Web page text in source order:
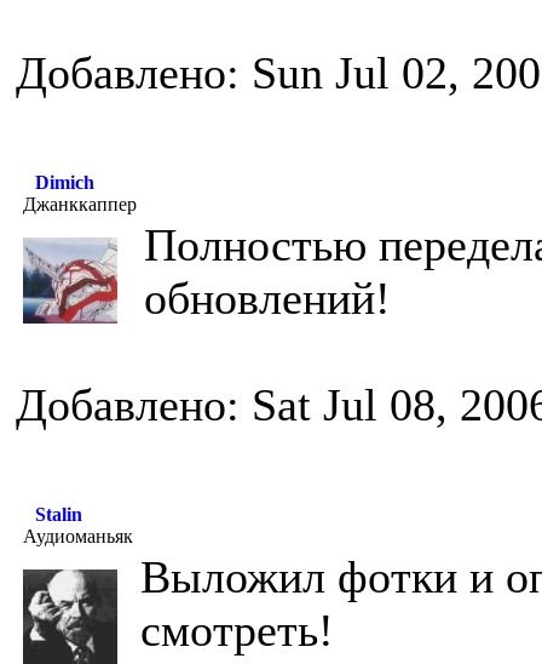
Добавлено: Sun Jul 02,
Dimich
Джанккаппер
Полностью
обновлений!
Добавлено: Sat Jul 08,
Stalin
Аудиоманьяк
Выложил фотки и
смотреть!